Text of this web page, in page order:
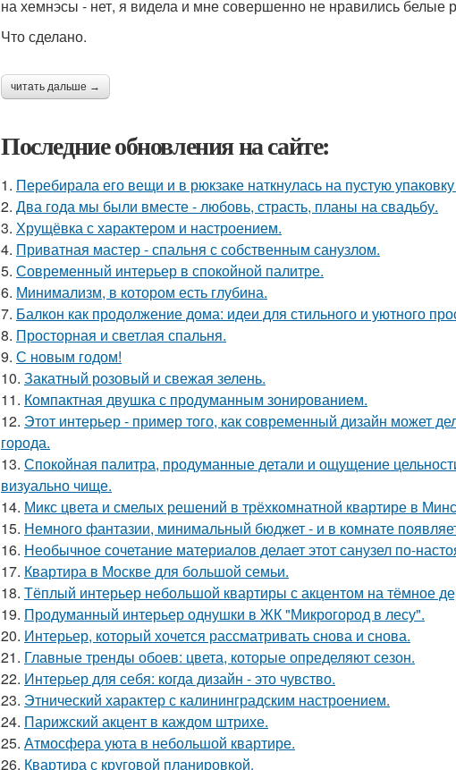
на хемнэсы - нет, я видела и мне совершенно не нравились белые
Что сделано.
читать дальше →
Последние обновления на сайте:
1. Перебирала его вещи и в рюкзаке наткнулась на пустую упаковку
2. Два года мы были вместе - любовь, страсть, планы на свадьбу.
3. Хрущёвка с характером и настроением.
4. Приватная мастер - спальня с собственным санузлом.
5. Современный интерьер в спокойной палитре.
6. Минимализм, в котором есть глубина.
7. Балкон как продолжение дома: идеи для стильного и уютного
8. Просторная и светлая спальня.
9. С новым годом!
10. Закатный розовый и свежая зелень.
11. Компактная двушка с продуманным зонированием.
12. Этот интерьер - пример того, как современный дизайн может
города.
13. Спокойная палитра, продуманные детали и ощущение
визуально чище.
14. Микс цвета и смелых решений в трёхкомнатной квартире в
15. Немного фантазии, минимальный бюджет - и в комнате
16. Необычное сочетание материалов делает этот санузел по-
17. Квартира в Москве для большой семьи.
18. Тёплый интерьер небольшой квартиры с акцентом на тёмное
19. Продуманный интерьер однушки в ЖК "Микрогород в лесу".
20. Интерьер, который хочется рассматривать снова и снова.
21. Главные тренды обоев: цвета, которые определяют сезон.
22. Интерьер для себя: когда дизайн - это чувство.
23. Этнический характер с калининградским настроением.
24. Парижский акцент в каждом штрихе.
25. Атмосфера уюта в небольшой квартире.
26. Квартира с круговой планировкой.